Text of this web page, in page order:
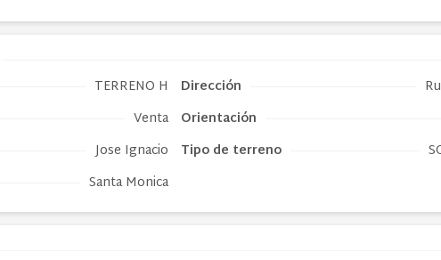
TERRENO H
Venta
Jose Ignacio
Santa Monica
Dirección
Orientación
Tipo de terreno